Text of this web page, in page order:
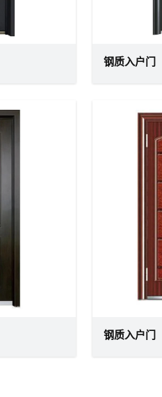
钢质入户门
钢质入户门